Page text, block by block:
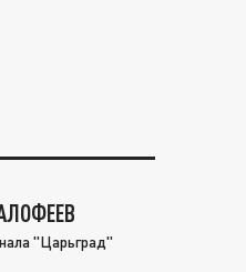
"Царьград"